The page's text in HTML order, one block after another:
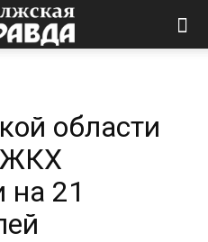
области
ЖКХ
21